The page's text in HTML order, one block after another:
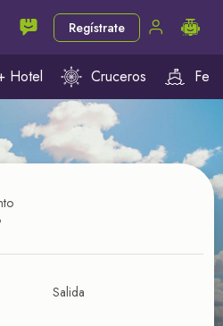
Regístrate
Hotel Cruceros
PRÓXIMO TROTE?
Salida